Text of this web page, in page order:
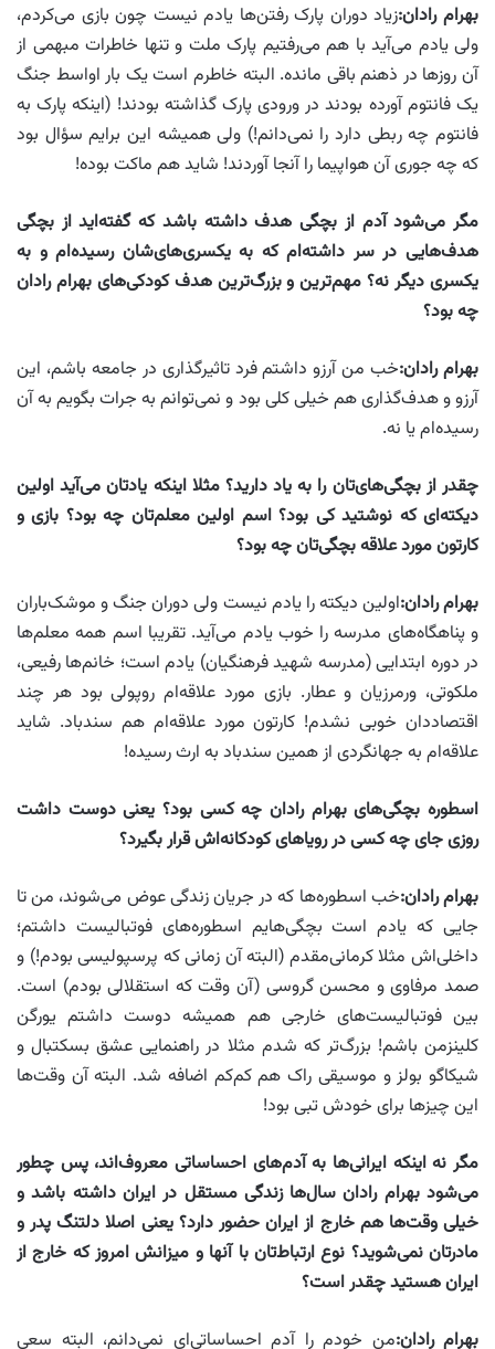
بهرام رادان:زیاد دوران پارک رفتن‌ها یادم نیست چون بازی می‌کردم،
ولی‌ یادم می‌آید با هم می‌رفتیم پارک ملت و تنها خاطرات مبهمی از
آن روزها در‌ ذهنم باقی مانده. البته خاطرم است یک بار اواسط جنگ
یک فانتوم آورده بودند در ورودی پارک گذاشته بودند! (اینکه پارک به
فانتوم چه ربطی‌ دارد را نمی‌دانم!) ولی‌ همیشه این برایم سؤال بود
که چه جوری آن هواپیما را آنجا آوردند! شاید هم ماکت بوده!
مگر می‌شود آدم از بچگی هدف داشته باشد که گفته‌اید از بچگی
هدف‌هایی در سر داشته‌ام که به یکسری‌های‌شان رسیده‌ام و به
یکسری دیگر نه؟ مهم‌ترین و بزرگ‌ترین هدف کودکی‌های بهرام رادان
چه بود؟
بهرام رادان:خب من آرزو داشتم فرد تاثیرگذارى در جامعه باشم، این
آرزو و هدف‌گذارى هم خیلى کلى بود و نمی‌توانم به جرات بگویم به آن
رسیده‌ام یا نه.
چقدر از بچگی‌های‌تان را به یاد دارید؟ مثلا اینکه یادتان می‌آید اولین
دیکته‌ای که نوشتید کی بود؟ اسم اولین معلم‌تان چه بود؟ بازی و
کارتون مورد علاقه بچگی‌تان چه بود؟
بهرام رادان:اولین دیکته را یادم نیست ولى دوران جنگ و موشک‌باران
و پناهگاه‌هاى مدرسه را خوب یادم می‌آید. تقریبا اسم همه معلم‌ها
در دوره ابتدایى (مدرسه شهید فرهنگیان) یادم است؛ خانم‌ها رفیعى،
ملکوتى، ورمرزیان و عطار. بازى مورد علاقه‌ام روپولى بود هر چند
اقتصاددان خوبى نشدم! کارتون مورد علاقه‌ام هم سندباد. شاید
علاقه‌ام به جهانگردى از همین سندباد به ارث رسیده!
اسطوره بچگی‌های بهرام رادان چه کسی بود؟ یعنی دوست داشت
روزی جای چه کسی در رویاهای کودکانه‌اش قرار بگیرد؟
بهرام رادان:خب اسطوره‌ها که در جریان زندگی‌ عوض می‌شوند، من تا
جایی‌ که یادم است بچگی‌‌هایم اسطوره‌های فوتبالیست داشتم؛
داخلی‌اش مثلا کرمانی‌مقدم (البته آن زمانی که پرسپولیسی بودم!) و
صمد مرفاوی و محسن گروسی (آن وقت که استقلالی بودم) است.
بین‌ فوتبالیست‌های خارجی‌ هم همیشه دوست داشتم یورگن
کلینزمن باشم! بزرگ‌تر که شدم مثلا در راهنمایی‌ عشق بسکتبال و
شیکاگو بولز و موسیقی راک هم کم‌کم اضافه شد. البته آن وقت‌ها
این چیزها برای خودش تبی بود!
مگر نه اینکه ایرانی‌ها به آدم‌های احساساتی معروف‌اند، پس چطور
می‌شود بهرام رادان سال‌ها زندگی مستقل در ایران داشته باشد و
خیلی وقت‌ها هم خارج از ایران حضور دارد؟ یعنی اصلا دلتنگ پدر و
مادرتان نمی‌شوید؟ نوع ارتباط‌تان با آنها و میزانش امروز که خارج از
ایران هستید چقدر است؟
بهرام رادان:من خودم را آدم احساساتی‌‌ای نمی‌دانم، البته سعی‌